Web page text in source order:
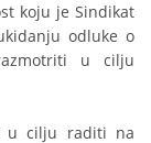
koju je Sindikat
odluke o
u cilju
u cilju raditi na